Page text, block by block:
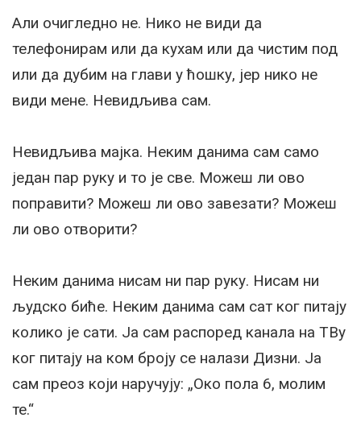
Али очигледно не. Нико не види да
телефонирам или да кухам или да чистим под
или да дубим на глави у ћошку, јер нико не
види мене. Невидљива сам.
Невидљива мајка. Неким данима сам само
један пар руку и то је све. Можеш ли ово
поправити? Можеш ли ово завезати? Можеш
ли ово отворити?
Неким данима нисам ни пар руку. Нисам ни
људско биће. Неким данима сам сат ког питају
колико је сати. Ја сам распоред канала на ТВу
ког питају на ком броју се налази Дизни. Ја
сам преоз који наручују: „Око пола 6, молим
те.“